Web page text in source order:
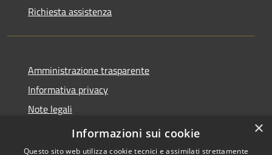
Richiesta assistenza
Amministrazione trasparente
Informativa privacy
Note legali
Dichiarazione di accessibilità
×
Informazioni sui cookie
Questo sito web utilizza cookie tecnici e assimilati strettamente